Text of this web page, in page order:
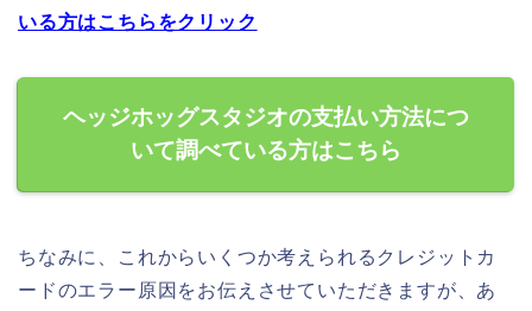
いる方はこちらをクリック
ヘッジホッグスタジオの支払い方法につ
いて調べている方はこちら
ちなみに、これからいくつか考えられるクレジットカ
ードのエラー原因をお伝えさせていただきますが、あ